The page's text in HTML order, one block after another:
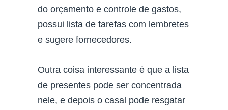
do orçamento e controle de gastos,
possui lista de tarefas com lembretes
e sugere fornecedores.
Outra coisa interessante é que a lista
de presentes pode ser concentrada
nele, e depois o casal pode resgatar